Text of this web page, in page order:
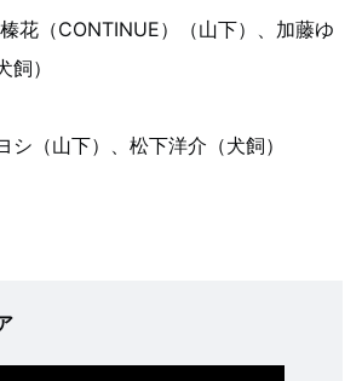
花（CONTINUE）（山下）、加藤ゆ
）
シ（山下）、松下洋介（犬飼）